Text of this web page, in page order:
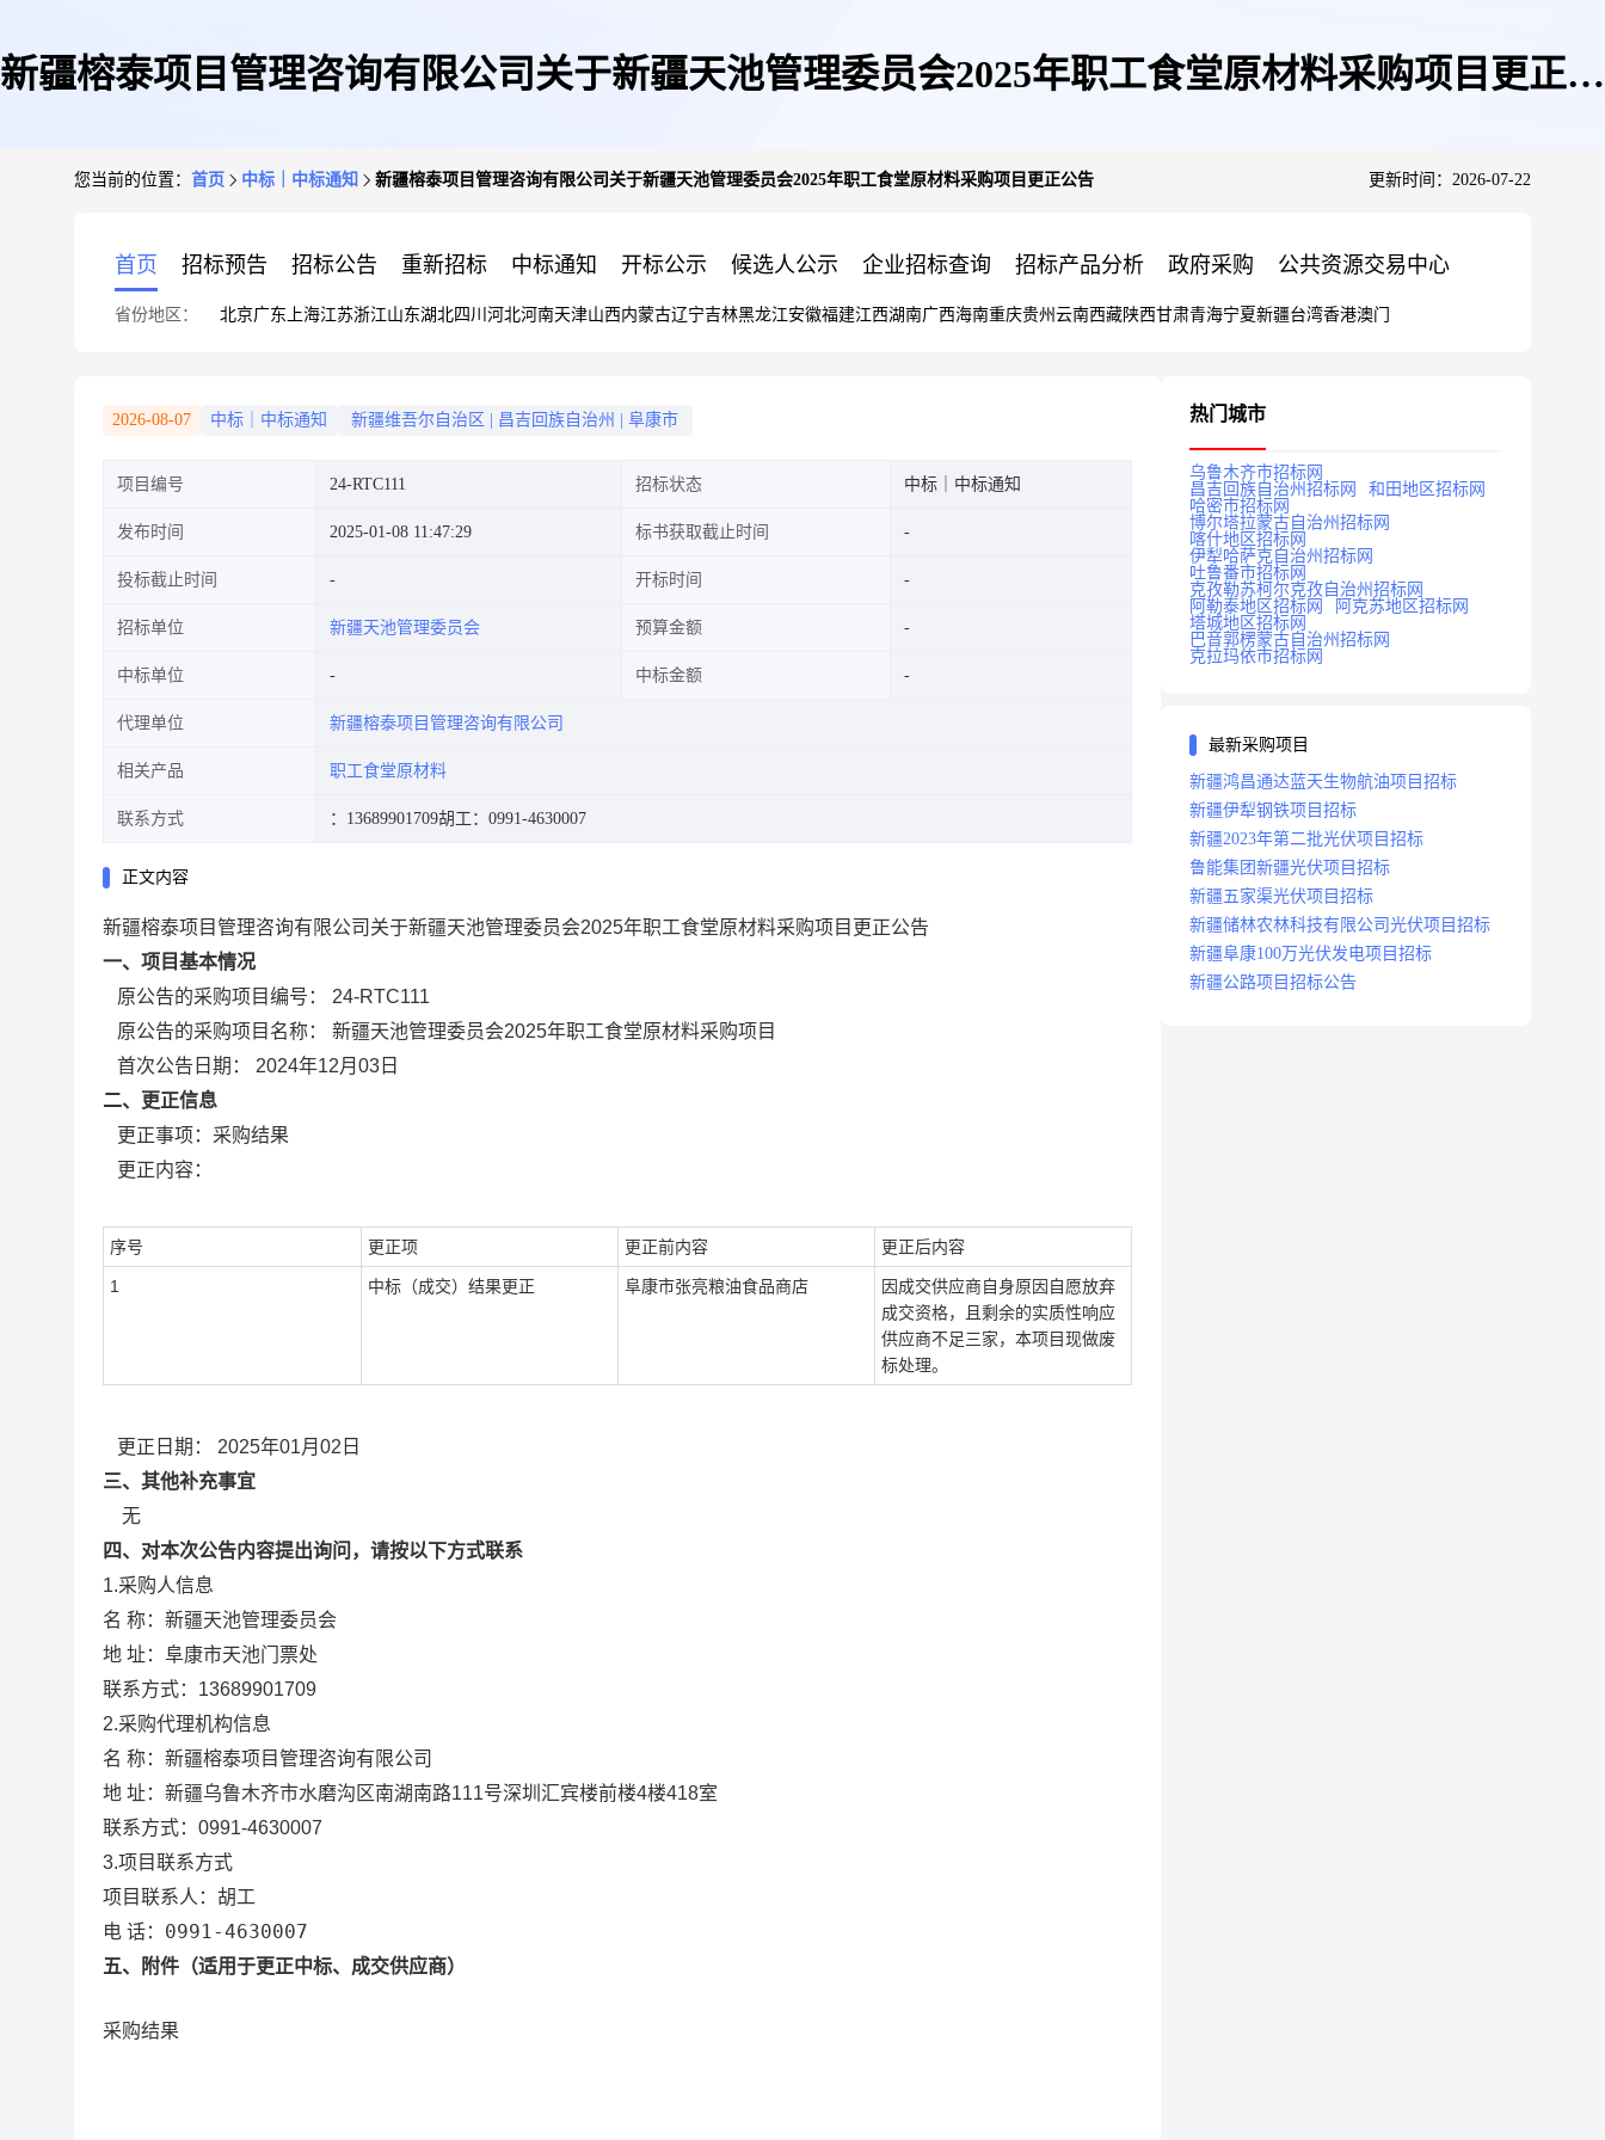
新疆榕泰项目管理咨询有限公司关于新疆天池管理委员会2025年职工食堂原材料采购项目更正公
您当前的位置： 首页 中标｜中标通知 新疆榕泰项目管理咨询有限公司关于新疆天池管理委员会2025年职工食堂原材料采购项目更正公告 更新时间：2026-07-22
首页 招标预告 招标公告 重新招标 中标通知 开标公示 候选人公示 企业招标查询 招标产品分析 政府采购 公共资源交易中心
省份地区： 北京广东 上海江苏浙江山东湖北四川 河北河南天津山西内蒙古辽宁吉林黑龙江安徽福建江西湖南广西海南重庆贵州 云南西藏陕西甘肃青海宁夏新疆台湾香港澳门
2026-08-07 中标｜中标通知 新疆维吾尔自治区 昌吉回族自治州 阜康市
项目编号 24-RTC111 招标状态 中标｜中标通知
发布时间 2025-01-08 11:47:29 标书获取截止时间
投标截止时间 开标时间
招标单位 新疆天池管理委员会 预算金额
中标单位 中标金额
代理单位 新疆榕泰项目管理咨询有限公司
相关产品 职工食堂原材料
联系方式 ：13689901709胡工：0991-4630007
正文内容
新疆榕泰项目管理咨询有限公司关于新疆天池管理委员会2025年职工食堂原材料采购项目更正公告
一、项目基本情况
原公告的采购项目编号：
24-RTC111
原公告的采购项目名称：
新疆天池管理委员会2025年职工食堂原材料采购项目
首次公告日期：
2024年12月03日
二、更正信息
更正事项：采购结果
更正内容：
序号 更正项 更正前内容 更正后内容
1 中标（成交）结果更正 阜康市张亮粮油食品商店
因成交供应商自身原因自愿放弃
成交资格，且剩余的实质性响应
供应商不足三家，本项目现做废
标处理。
更正日期：
2025年01月02日
三、其他补充事宜
无
四、对本次公告内容提出询问，请按以下方式联系
1.采购人信息
名 称： 新疆天池管理委员会
地 址： 阜康市天池门票处
联系方式： 13689901709
2.采购代理机构信息
名 称： 新疆榕泰项目管理咨询有限公司
地 址： 新疆乌鲁木齐市水磨沟区南湖南路111号深圳汇宾楼前楼4楼418室
联系方式： 0991-4630007
3.项目联系方式
项目联系人： 胡工
电 话： 0991-4630007
五、附件（适用于更正中标、成交供应商）
采购结果
热门城市
乌鲁木齐市招标网
昌吉回族自治州招标网
和田地区招标网
哈密市招标网
博尔塔拉蒙古自治州招标网
喀什地区招标网
伊犁哈萨克自治州招标网
吐鲁番市招标网
克孜勒苏柯尔克孜自治州招标网
阿勒泰地区招标网
阿克苏地区招标网
塔城地区招标网
巴音郭楞蒙古自治州招标网
克拉玛依市招标网
最新采购项目
新疆鸿昌通达蓝天生物航油项目招标
新疆伊犁钢铁项目招标
新疆2023年第二批光伏项目招标
鲁能集团新疆光伏项目招标
新疆五家渠光伏项目招标
新疆储林农林科技有限公司光伏项目招标
新疆阜康100万光伏发电项目招标
新疆公路项目招标公告